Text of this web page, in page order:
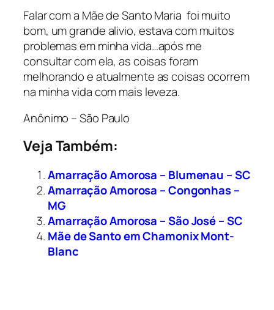
Falar com a Mãe de Santo Maria foi muito
bom, um grande alivio, estava com muitos
problemas em minha vida…após me
consultar com ela, as coisas foram
melhorando e atualmente as coisas ocorrem
na minha vida com mais leveza.
Anônimo – São Paulo
Veja Também:
Amarração Amorosa – Blumenau – SC
Amarração Amorosa – Congonhas –
MG
Amarração Amorosa – São José – SC
Mãe de Santo em Chamonix Mont-
Blanc